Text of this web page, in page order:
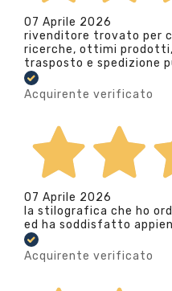
07 Aprile 2026
rivenditore trovato per
ricerche, ottimi
trasposto e spedizione
Acquirente verificato
07 Aprile 2026
la stilografica che ho
ed ha soddisfatto
Acquirente verificato